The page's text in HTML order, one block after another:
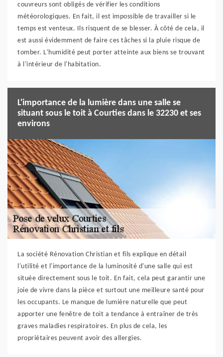
couvreurs sont obligés de vérifier les conditions
météorologiques. En fait, il est impossible de travailler si le
temps est venteux. Ils risquent de se blesser. À côté de cela, il
est aussi évidemment de faire ces tâches si la pluie risque de
tomber. L'humidité peut porter atteinte aux biens se trouvant
à l'intérieur de l'habitation.
L'importance de la lumière dans une salle se
situant sous le toit à Courties dans le 32230 et ses
environs
La société Rénovation Christian et fils explique en détail
l'utilité et l'importance de la luminosité d'une salle qui est
située directement sous le toit. En fait, cela peut garantir une
joie de vivre dans la pièce et surtout une meilleure santé pour
les occupants. Le manque de lumière naturelle que peut
apporter une fenêtre de toit a tendance à entraîner de très
graves maladies respiratoires. En plus de cela, les
propriétaires peuvent avoir des allergies.